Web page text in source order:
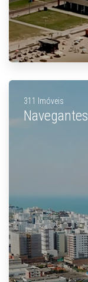
311 Imóveis
Navegantes